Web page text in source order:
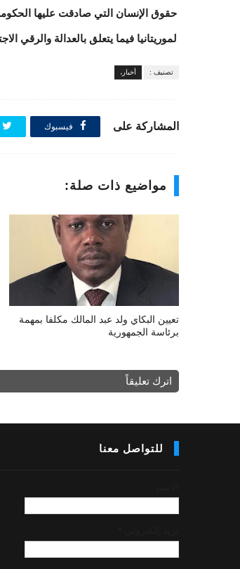
حقوق الإنسان التي صادقت عليها الحكومة
لموريتانيا فيما يتعلق بالعدالة والرقي
تصنيف : أخبار،
المشاركة على فيسبوك
مواضيع ذات صلة:
تعيين البكاي ولد عبد المالك مكلفا بمهمة
برئاسة الجمهورية
اترك تعليقاً
للتواصل معنا